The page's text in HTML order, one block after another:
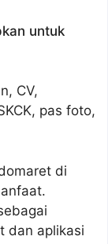
untuk
CV,
pas foto,
di
dan aplikasi